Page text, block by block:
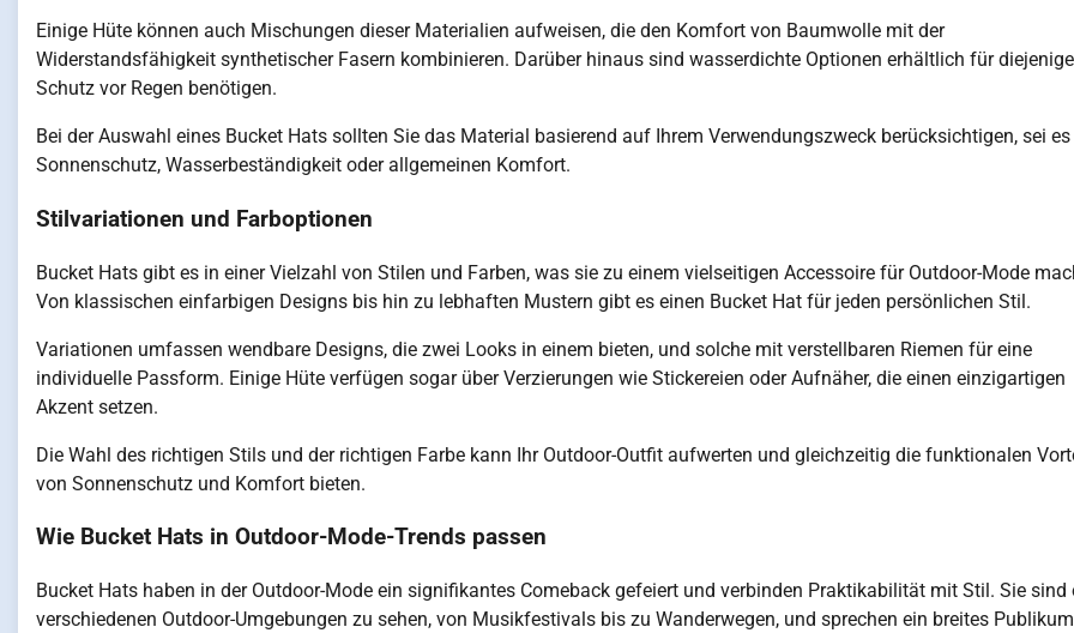
Einige Hüte können auch Mischungen dieser Materialien aufweisen, die den Komfort von Baumwolle mit der
Widerstandsfähigkeit synthetischer Fasern kombinieren. Darüber hinaus sind wasserdichte Optionen erhältlich für
Schutz vor Regen benötigen.
Bei der Auswahl eines Bucket Hats sollten Sie das Material basierend auf Ihrem Verwendungszweck berücksichtigen, sei
Sonnenschutz, Wasserbeständigkeit oder allgemeinen Komfort.
Stilvariationen und Farboptionen
Bucket Hats gibt es in einer Vielzahl von Stilen und Farben, was sie zu einem vielseitigen Accessoire für Outdoor-Mode
Von klassischen einfarbigen Designs bis hin zu lebhaften Mustern gibt es einen Bucket Hat für jeden persönlichen Stil.
Variationen umfassen wendbare Designs, die zwei Looks in einem bieten, und solche mit verstellbaren Riemen für eine
individuelle Passform. Einige Hüte verfügen sogar über Verzierungen wie Stickereien oder Aufnäher, die einen einzigartigen
Akzent setzen.
Die Wahl des richtigen Stils und der richtigen Farbe kann Ihr Outdoor-Outfit aufwerten und gleichzeitig die funktionalen
von Sonnenschutz und Komfort bieten.
Wie Bucket Hats in Outdoor-Mode-Trends passen
Bucket Hats haben in der Outdoor-Mode ein signifikantes Comeback gefeiert und verbinden Praktikabilität mit Stil. Sie sind
verschiedenen Outdoor-Umgebungen zu sehen, von Musikfestivals bis zu Wanderwegen, und sprechen ein breites